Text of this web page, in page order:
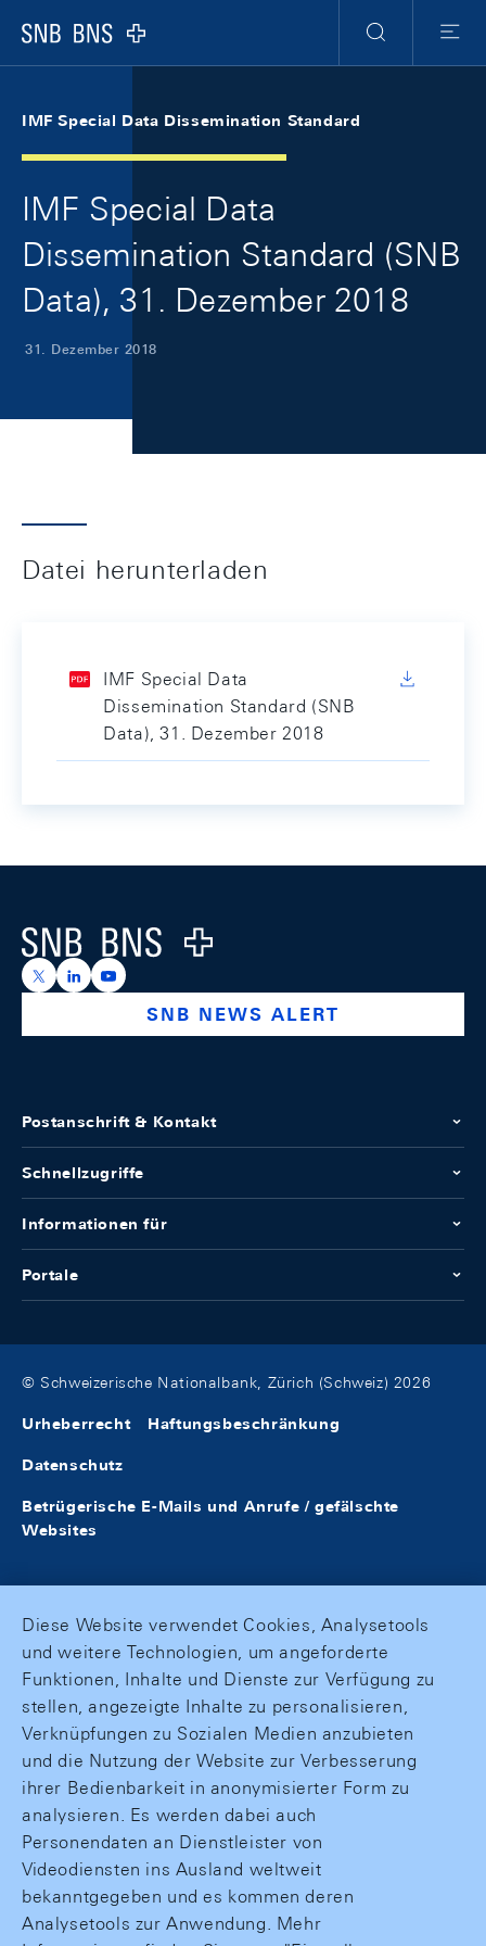
Logo
Suche
Menu
IMF Special Data Dissemination Standard
IMF Special Data
Dissemination Standard (SNB
Data), 31. Dezember 2018
31. Dezember 2018
Datei herunterladen
IMF Special Data
Dissemination Standard (SNB
Data), 31. Dezember 2018
Logo
https://x.com/snb_bns
https://ch.linkedin.com/company/swiss-national-
https://www.youtube.com/@swissnationalbank
SNB NEWS ALERT
Postanschrift & Kontakt
Schnellzugriffe
Informationen für
Portale
© Schweizerische Nationalbank, Zürich (Schweiz) 2026
Urheberrecht Haftungsbeschränkung
Datenschutz
Betrügerische E-Mails und Anrufe / gefälschte
Websites
Diese Website verwendet Cookies, Analysetools
und weitere Technologien, um angeforderte
Funktionen, Inhalte und Dienste zur Verfügung zu
stellen, angezeigte Inhalte zu personalisieren,
Verknüpfungen zu Sozialen Medien anzubieten
und die Nutzung der Website zur Verbesserung
ihrer Bedienbarkeit in anonymisierter Form zu
analysieren. Es werden dabei auch
Personendaten an Dienstleister von
Videodiensten ins Ausland weltweit
bekanntgegeben und es kommen deren
Analysetools zur Anwendung. Mehr